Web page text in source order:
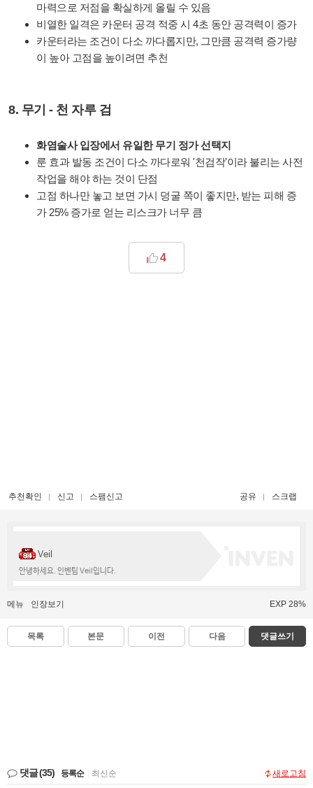
마력으로 저점을 확실하게 올릴 수 있음
비열한 일격은 카운터 공격 적중 시 4초 동안 공격력이 증가
카운터라는 조건이 다소 까다롭지만, 그만큼 공격력 증가량
이 높아 고점을 높이려면 추천
8. 무기 - 천 자루 검
화염술사 입장에서 유일한 무기 정가 선택지
룬 효과 발동 조건이 다소 까다로워 '천검작'이라 불리는 사전
작업을 해야 하는 것이 단점
고점 하나만 놓고 보면 가시 덩굴 쪽이 좋지만, 받는 피해 증
가 25% 증가로 얻는 리스크가 너무 큼
4
추천확인 신고 스팸신고 공유 스크랩
Veil
안녕하세요. 인벤팀 Veil입니다.
메뉴 인장보기 EXP 28%
목록 본문 이전 다음 댓글쓰기
댓글(35) 등록순 최신순 새로고침